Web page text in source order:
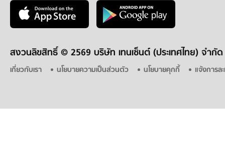
สงวนลิขสิทธิ์ © 2569 บริษัท เทนเซ็นต์ (ประเทศไทย) จำกัด
เกี่ยวกับเรา นโยบายความเป็นส่วนตัว นโยบายคุกกี้ แจ้งการล